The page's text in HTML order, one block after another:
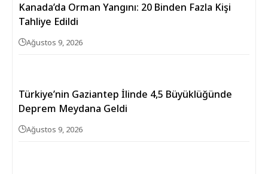
Kanada’da Orman Yangını: 20 Binden Fazla Kişi
Tahliye Edildi
Ağustos 9, 2026
Türkiye’nin Gaziantep İlinde 4,5 Büyüklüğünde
Deprem Meydana Geldi
Ağustos 9, 2026